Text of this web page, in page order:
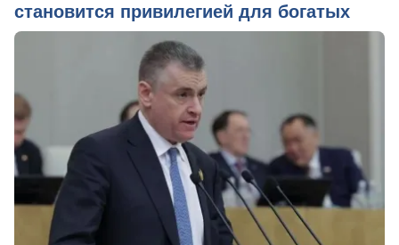
становится привилегией для богатых